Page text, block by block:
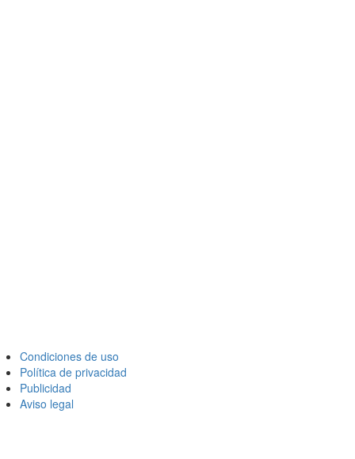
Condiciones de uso
Política de privacidad
Publicidad
Aviso legal